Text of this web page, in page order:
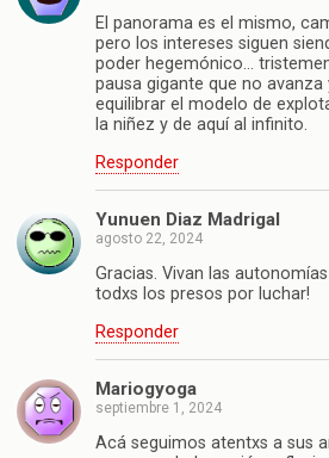
El panorama es el mismo,
pero los intereses siguen
poder hegemónico…
pausa gigante que no
equilibrar el modelo de
la niñez y de aquí al infinito.
Responder
Yunuen Diaz Madrigal
agosto 22, 2024
Gracias. Vivan las
todxs los presos por luchar!
Responder
Mariogyoga
septiembre 1, 2024
Acá seguimos atentxs a sus